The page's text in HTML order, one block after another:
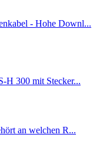
- Hohe Downl...
H 300 mit Stecker...
an welchen R...